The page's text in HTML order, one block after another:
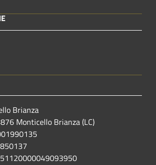
Brianza
Monticello Brianza (LC)